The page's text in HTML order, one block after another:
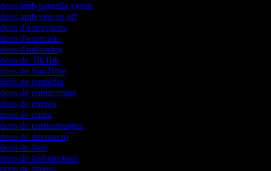
amb pantalla verda
amb veu en off
d'entrevistes
d'exercicis
d'unboxing
de TikTok
de YouTube
de comèdia
de contacontes
de cotxes
de cuina
de curtmetratges
de decoració
de fans
de fashion haul